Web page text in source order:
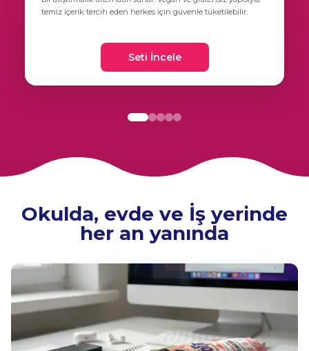
temiz içerik tercih eden herkes için güvenle tüketilebilir.
Seti İncele
Okulda, evde ve İş yerinde
her an yanında